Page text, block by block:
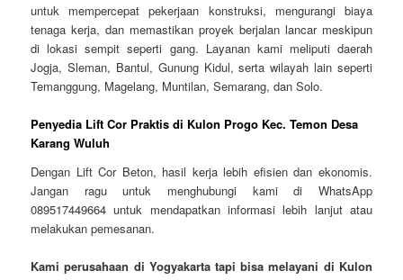
untuk mempercepat pekerjaan konstruksi, mengurangi biaya
tenaga kerja, dan memastikan proyek berjalan lancar meskipun
di lokasi sempit seperti gang. Layanan kami meliputi daerah
Jogja, Sleman, Bantul, Gunung Kidul, serta wilayah lain seperti
Temanggung, Magelang, Muntilan, Semarang, dan Solo.
Penyedia Lift Cor Praktis di Kulon Progo Kec. Temon Desa
Karang Wuluh
Dengan Lift Cor Beton, hasil kerja lebih efisien dan ekonomis.
Jangan ragu untuk menghubungi kami di WhatsApp
089517449664 untuk mendapatkan informasi lebih lanjut atau
melakukan pemesanan.
Kami perusahaan di Yogyakarta tapi bisa melayani di Kulon